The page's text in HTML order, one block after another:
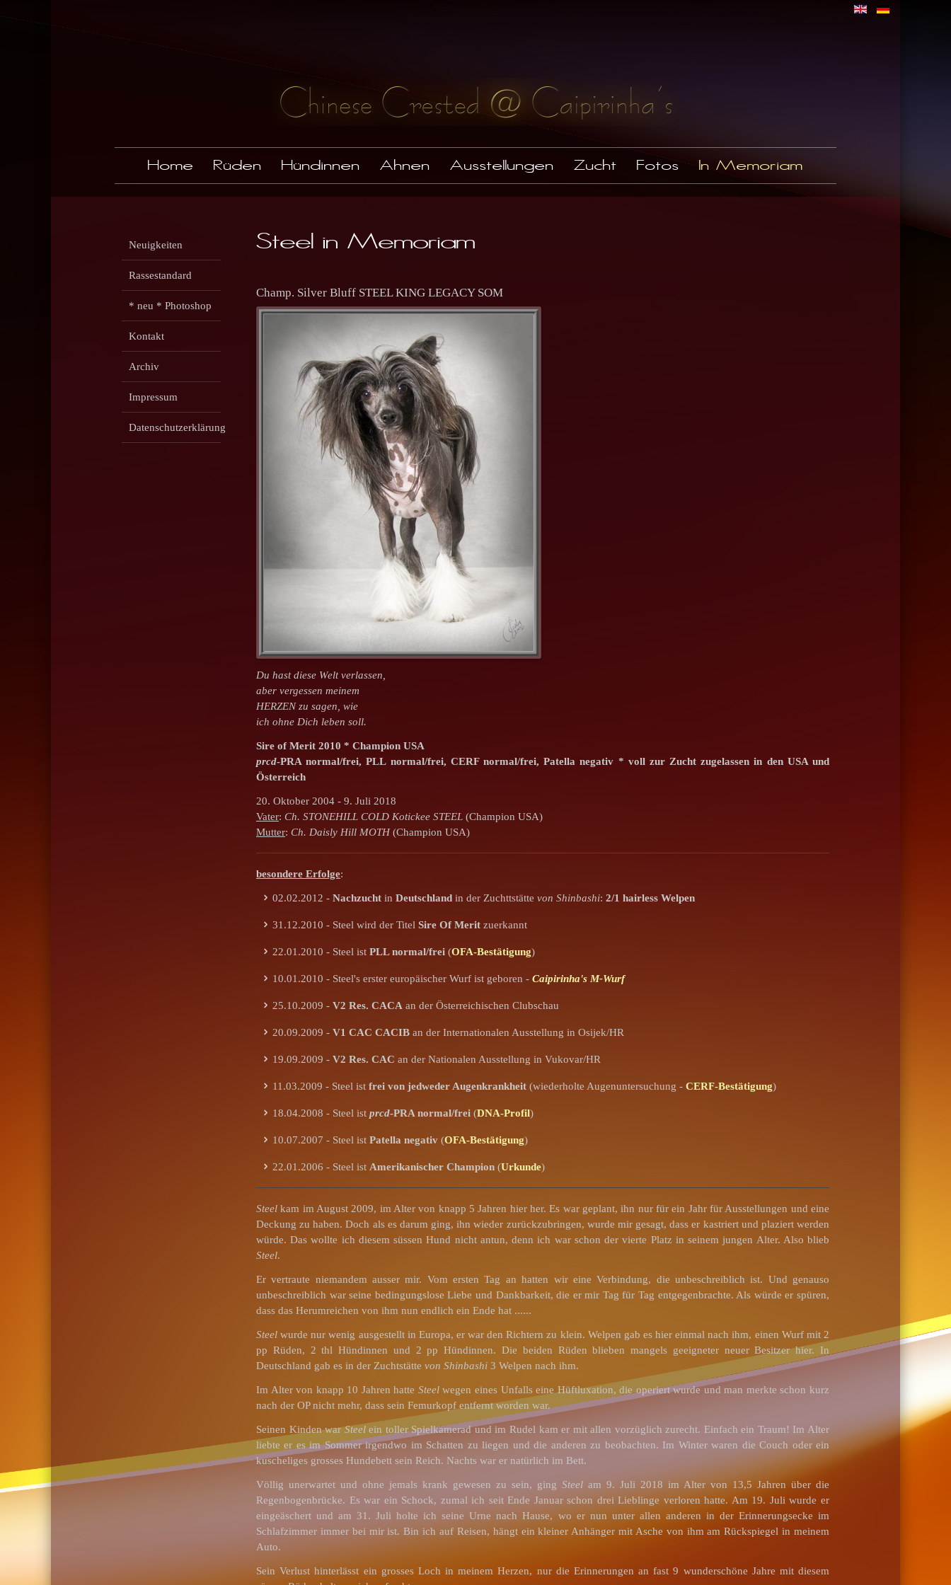
Home Rüden Hündinnen Ahnen Ausstellungen Zucht Fotos In Memoriam
Neuigkeiten
Rassestandard
* neu * Photoshop
Kontakt
Archiv
Impressum
Datenschutzerklärung
Steel in Memoriam
Champ. Silver Bluff STEEL KING LEGACY SOM
Du hast diese Welt verlassen,
aber vergessen meinem
HERZEN zu sagen, wie
ich ohne Dich leben soll.
Sire of Merit 2010 * Champion USA
prcd-PRA normal/frei,PLL normal/frei, CERF normal/frei,Patella negativ * voll zur Zucht zugelassen in den USA und
Österreich
20. Oktober 2004 - 9. Juli 2018
Vater: Ch. STONEHILL COLD Kotickee STEEL (Champion USA)
Mutter: Ch. Daisly Hill MOTH(Champion USA)
besondere Erfolge:
02.02.2012 - Nachzucht in Deutschland in der Zuchttstätte von Shinbashi: 2/1 hairless Welpen
31.12.2010 - Steel wird der Titel Sire Of Merit zuerkannt
22.01.2010 - Steel ist PLL normal/frei (OFA-Bestätigung)
10.01.2010 - Steel's erster europäischer Wurf ist geboren - Caipirinha's M-Wurf
25.10.2009 - V2 Res. CACA an der Österreichischen Clubschau
20.09.2009 - V1 CAC CACIB an der Internationalen Ausstellung in Osijek/HR
19.09.2009 - V2 Res. CAC an der Nationalen Ausstellung in Vukovar/HR
11.03.2009 - Steel ist frei von jedweder Augenkrankheit (wiederholte Augenuntersuchung - CERF-Bestätigung)
18.04.2008 - Steel ist prcd-PRA normal/frei (DNA-Profil)
10.07.2007 - Steel ist Patella negativ (OFA-Bestätigung)
22.01.2006 - Steel ist Amerikanischer Champion (Urkunde)
Steel kam im August 2009, im Alter von knapp 5 Jahren hier her. Es war geplant, ihn nur für ein Jahr für Ausstellungen und eine
Deckung zu haben. Doch als es darum ging, ihn wieder zurückzubringen, wurde mir gesagt, dass er kastriert und plaziert werden
würde. Das wollte ich diesem süssen Hund nicht antun, denn ich war schon der vierte Platz in seinem jungen Alter. Also blieb
Steel.
Er vertraute niemandem ausser mir. Vom ersten Tag an hatten wir eine Verbindung, die unbeschreiblich ist. Und genauso
unbeschreiblich war seine bedingungslose Liebe und Dankbarkeit, die er mir Tag für Tag entgegenbrachte. Als würde er spüren,
dass das Herumreichen von ihm nun endlich ein Ende hat ......
Steel wurde nur wenig ausgestellt in Europa, er war den Richtern zu klein. Welpen gab es hier einmal nach ihm, einen Wurf mit 2
pp Rüden, 2 thl Hündinnen und 2 pp Hündinnen. Die beiden Rüden blieben mangels geeigneter neuer Besitzer hier. In
Deutschland gab es in der Zuchtstätte von Shinbashi 3 Welpen nach ihm.
Im Alter von knapp 10 Jahren hatte Steelwegen eines Unfalls eine Hüftluxation, die operiert wurde und man merkte schon kurz
nach der OP nicht mehr, dass sein Femurkopf entfernt worden war.
Seinen Kinden warSteelein toller Spielkamerad und im Rudel kam er mit allen vorzüglich zurecht. Einfach ein Traum! Im Alter
liebte er es im Sommer irgendwo im Schatten zu liegen und die anderen zu beobachten. Im Winter waren die Couch oder ein
kuscheliges grosses Hundebett sein Reich. Nachts war er natürlich im Bett.
Völlig unerwartet und ohne jemals krank gewesen zu sein, ging Steel am 9. Juli 2018 im Alter von 13,5 Jahren über die
Regenbogenbrücke. Es war ein Schock, zumal ich seit Ende Januar schon drei Lieblinge verloren hatte. Am 19. Juli wurde er
eingeäschert und am 31. Juli holte ich seine Urne nach Hause, wo er nun unter allen anderen in der Erinnerungsecke im
Schlafzimmer immer bei mir ist. Bin ich auf Reisen, hängt ein kleiner Anhänger mit Asche von ihm am Rückspiegel in meinem
Auto.
Sein Verlust hinterlässt ein grosses Loch in meinem Herzen, nur die Erinnerungen an fast 9 wunderschöne Jahre mit diesem